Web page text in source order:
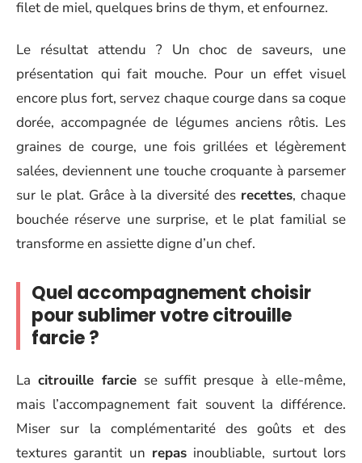
filet de miel, quelques brins de thym, et enfournez.
Le résultat attendu ? Un choc de saveurs, une
présentation qui fait mouche. Pour un effet visuel
encore plus fort, servez chaque courge dans sa coque
dorée, accompagnée de légumes anciens rôtis. Les
graines de courge, une fois grillées et légèrement
salées, deviennent une touche croquante à parsemer
sur le plat. Grâce à la diversité des recettes, chaque
bouchée réserve une surprise, et le plat familial se
transforme en assiette digne d’un chef.
Quel accompagnement choisir
pour sublimer votre citrouille
farcie ?
La citrouille farciese suffit presque à elle-même,
mais l’accompagnement fait souvent la différence.
Miser sur la complémentarité des goûts et des
textures garantit un repas inoubliable, surtout lors